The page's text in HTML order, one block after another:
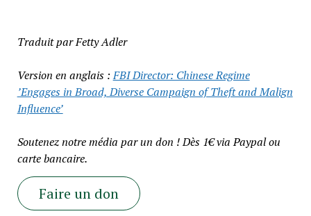
Traduit par Fetty Adler
Version en anglais :FBI Director: Chinese Regime
’Engages in Broad, Diverse Campaign of Theft and Malign
Influence’
Soutenez notre média par un don ! Dès 1€ via Paypal ou
carte bancaire.
Faire un don